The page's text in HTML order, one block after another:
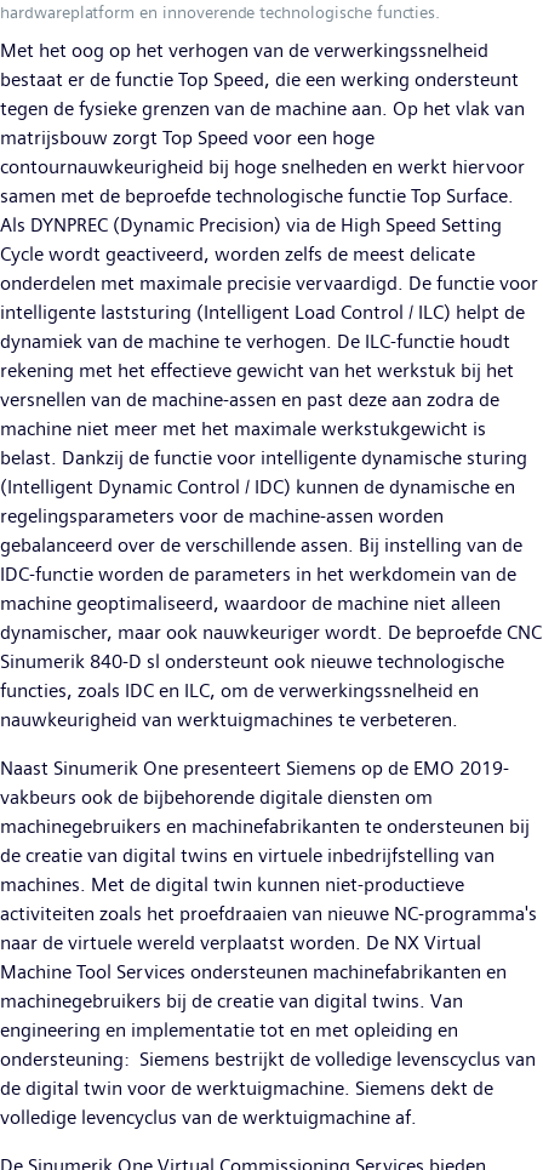
hardwareplatform en innoverende technologische functies.
Met het oog op het verhogen van de verwerkingssnelheid
bestaat er de functie Top Speed, die een werking ondersteunt
tegen de fysieke grenzen van de machine aan. Op het vlak van
matrijsbouw zorgt Top Speed voor een hoge
contournauwkeurigheid bij hoge snelheden en werkt hiervoor
samen met de beproefde technologische functie Top Surface.
Als DYNPREC (Dynamic Precision) via de High Speed Setting
Cycle wordt geactiveerd, worden zelfs de meest delicate
onderdelen met maximale precisie vervaardigd. De functie voor
intelligente laststuring (Intelligent Load Control / ILC) helpt de
dynamiek van de machine te verhogen. De ILC-functie houdt
rekening met het effectieve gewicht van het werkstuk bij het
versnellen van de machine-assen en past deze aan zodra de
machine niet meer met het maximale werkstukgewicht is
belast. Dankzij de functie voor intelligente dynamische sturing
(Intelligent Dynamic Control / IDC) kunnen de dynamische en
regelingsparameters voor de machine-assen worden
gebalanceerd over de verschillende assen. Bij instelling van de
IDC-functie worden de parameters in het werkdomein van de
machine geoptimaliseerd, waardoor de machine niet alleen
dynamischer, maar ook nauwkeuriger wordt. De beproefde CNC
Sinumerik 840-D sl ondersteunt ook nieuwe technologische
functies, zoals IDC en ILC, om de verwerkingssnelheid en
nauwkeurigheid van werktuigmachines te verbeteren.
Naast Sinumerik One presenteert Siemens op de EMO 2019-
vakbeurs ook de bijbehorende digitale diensten om
machinegebruikers en machinefabrikanten te ondersteunen bij
de creatie van digital twins en virtuele inbedrijfstelling van
machines. Met de digital twin kunnen niet-productieve
activiteiten zoals het proefdraaien van nieuwe NC-programma's
naar de virtuele wereld verplaatst worden. De NX Virtual
Machine Tool Services ondersteunen machinefabrikanten en
machinegebruikers bij de creatie van digital twins. Van
engineering en implementatie tot en met opleiding en
ondersteuning: Siemens bestrijkt de volledige levenscyclus van
de digital twin voor de werktuigmachine. Siemens dekt de
volledige levencyclus van de werktuigmachine af.